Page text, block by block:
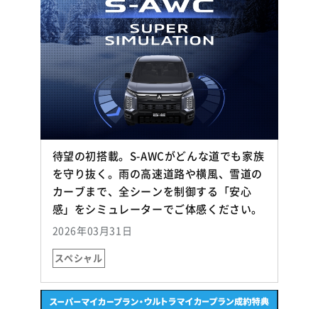
待望の初搭載。S-AWCがどんな道でも家族
を守り抜く。雨の高速道路や横風、雪道の
カーブまで、全シーンを制御する「安心
感」をシミュレーターでご体感ください。
2026年03月31日
スペシャル